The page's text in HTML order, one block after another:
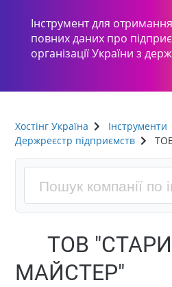
Інструмент для
повних даних про
організації України з
Хостінг Україна Інструменти
Держреєстр підприємств
ТОВ
МАЙСТЕР"